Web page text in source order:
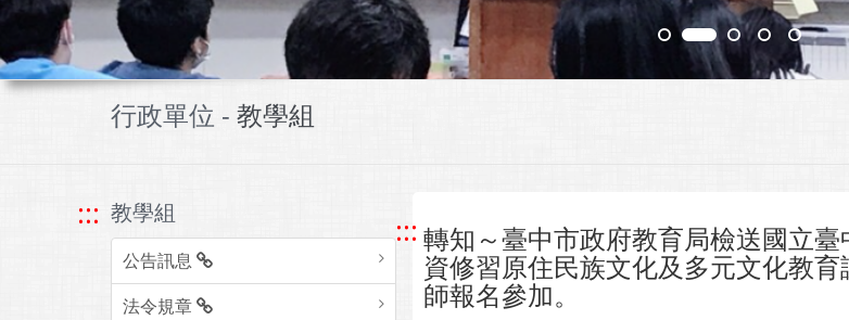
行政單位 - 教學組
::: 教學組
公告訊息
法令規章
::: 轉知～臺中市政府教育局檢送國立
資修習原住民族文化及多元文化教
師報名參加。